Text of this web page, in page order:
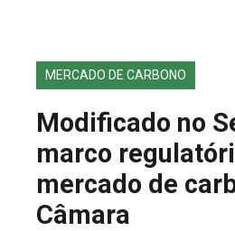
EDIÇÕES ANTERIORES
FALE CONOSCO
MERCADO DE CARBONO
Modificado no
marco
mercado de
Câmara